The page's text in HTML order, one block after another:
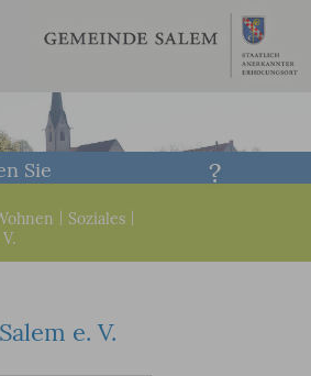
Soziales
Sie
e. V.